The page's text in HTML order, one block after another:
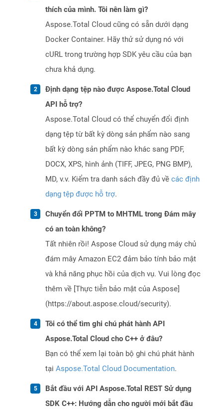
thích của mình. Tôi nên làm gì?
Aspose.Total Cloud cũng có sẵn dưới dạng
Docker Container. Hãy thử sử dụng nó với
cURL trong trường hợp SDK yêu cầu của bạn
chưa khả dụng.
Định dạng tệp nào được Aspose.Total Cloud
API hỗ trợ?
Aspose.Total Cloud có thể chuyển đổi định
dạng tệp từ bất kỳ dòng sản phẩm nào sang
bất kỳ dòng sản phẩm nào khác sang PDF,
DOCX, XPS, hình ảnh (TIFF, JPEG, PNG BMP),
MD, v.v. Kiểm tra danh sách đầy đủ về các định
dạng tệp được hỗ trợ.
Chuyển đổi PPTM to MHTML trong Đám mây
có an toàn không?
Tất nhiên rồi! Aspose Cloud sử dụng máy chủ
đám mây Amazon EC2 đảm bảo tính bảo mật
và khả năng phục hồi của dịch vụ. Vui lòng đọc
thêm về [Thực tiễn bảo mật của Aspose]
(https://about.aspose.cloud/security).
Tôi có thể tìm ghi chú phát hành API
Aspose.Total Cloud cho C++ ở đâu?
Bạn có thể xem lại toàn bộ ghi chú phát hành
tại Aspose.Total Cloud Documentation.
Bắt đầu với API Aspose.Total REST Sử dụng
SDK C++: Hướng dẫn cho người mới bắt đầu